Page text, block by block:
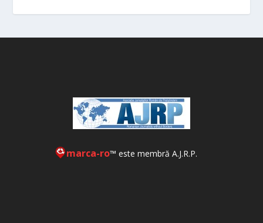
marca-ro™ este membră A.J.R.P.